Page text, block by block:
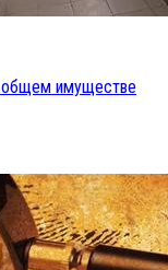
общем имуществе